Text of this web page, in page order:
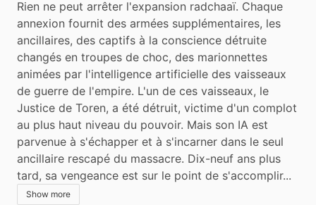
Rien ne peut arrêter l'expansion radchaaï. Chaque
annexion fournit des armées supplémentaires, les
ancillaires, des captifs à la conscience détruite
changés en troupes de choc, des marionnettes
animées par l'intelligence artificielle des vaisseaux
de guerre de l'empire. L'un de ces vaisseaux, le
Justice de Toren, a été détruit, victime d'un complot
au plus haut niveau du pouvoir. Mais son IA est
parvenue à s'échapper et à s'incarner dans le seul
ancillaire rescapé du massacre. Dix-neuf ans plus
tard, sa vengeance est sur le point de s'accomplir...
Show more